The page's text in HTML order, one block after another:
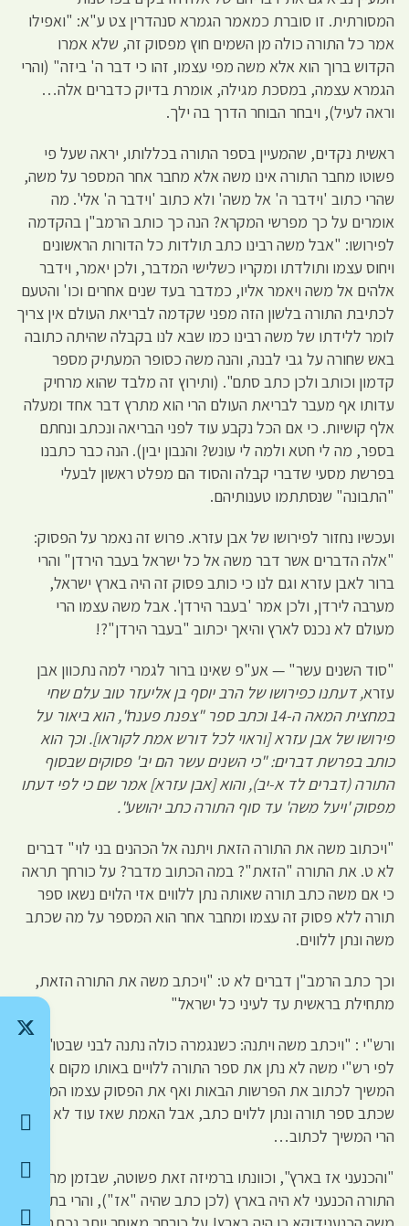
המסורתית. זו סוברת כמאמר הגמרא סנהדרין צט ע"א: "ואפילו
אמר כל התורה כולה מן השמים חוץ מפסוק זה, שלא אמרו
הקדוש ברוך הוא אלא משה מפי עצמו, זהו כי דבר ה' ביזה" (והרי
הגמרא עצמה, במסכת מגילה, אומרת בדיוק כדברים אלה…
וראה לעיל), ויבחר הבוחר הדרך בה ילך.
ראשית נקדים, שהמעיין בספר התורה בכללותו, יראה שעל פי
פשוטו מחבר התורה אינו משה אלא מחבר אחר המספר על משה,
שהרי כתוב 'וידבר ה' אל משה' ולא כתוב 'וידבר ה' אלי'. מה
אומרים על כך מפרשי המקרא? הנה כך כותב הרמב"ן בהקדמה
לפירושו: "אבל משה רבינו כתב תולדות כל הדורות הראשונים
ויחוס עצמו ותולדתו ומקריו כשלישי המדבר, ולכן יאמר, וידבר
אלהים אל משה ויאמר אליו, כמדבר בעד שנים אחרים וכו' והטעם
לכתיבת התורה בלשון הזה מפני שקדמה לבריאת העולם אין צריך
לומר ללידתו של משה רבינו כמו שבא לנו בקבלה שהיתה כתובה
באש שחורה על גבי לבנה, והנה משה כסופר המעתיק מספר
קדמון וכותב ולכן כתב סתם". (ותירוץ זה מלבד שהוא מרחיק
עדותו אף מעבר לבריאת העולם הרי הוא מתרץ דבר אחד ומעלה
אלף קושיות. כי אם הכל נקבע עוד לפני הבריאה ונכתב ונחתם
בספר, מה לי חטא ולמה לי עונש? והנבון יבין). הנה כבר כתבנו
בפרשת מסעי שדברי קבלה והסוד הם מפלט ראשון לבעלי
"התבונה" שנסתתמו טענותיהם.
ועכשיו נחזור לפירושו של אבן עזרא. פרוש זה נאמר על הפסוק:
"אלה הדברים אשר דבר משה אל כל ישראל בעבר הירדן" והרי
ברור לאבן עזרא וגם לנו כי כותב פסוק זה היה בארץ ישראל,
מערבה לירדן, ולכן אמר 'בעבר הירדן'. אבל משה עצמו הרי
מעולם לא נכנס לארץ והיאך יכתוב "בעבר הירדן"?!
"סוד השנים עשר" — אע"פ שאינו ברור לגמרי למה נתכוון אבן
עזרא, דעתנו כפירושו של הרב יוסף בן אליעזר טוב עלם שחי
במחצית המאה ה-14 וכתב ספר "צפנת פענח", הוא ביאור על
פירושו של אבן עזרא [וראוי לכל דורש אמת לקוראו]. וכך הוא
כותב בפרשת דברים: "כי השנים עשר הם יב' פסוקים שבסוף
התורה (דברים לד א-יב), והוא [אבן עזרא] אמר שם כי לפי דעתו
מפסוק 'ויעל משה' עד סוף התורה כתב יהושע".
"ויכתוב משה את התורה הזאת ויתנה אל הכהנים בני לוי" דברים
לא ט. את התורה "הזאת"? במה הכתוב מדבר? על כורחך תראה
כי אם משה כתב תורה שאותה נתן ללווים אזי הלוים נשאו ספר
תורה ללא פסוק זה עצמו ומחבר אחר הוא המספר על מה שכתב
משה ונתן ללווים.
וכך כתב הרמב"ן דברים לא ט: "ויכתב משה את התורה הזאת,
מתחילת בראשית עד לעיני כל ישראל"
ורש"י : "ויכתב משה ויתנה: כשנגמרה כולה נתנה לבני שבטו", הנה
לפי רש"י משה לא נתן את ספר התורה ללויים באותו מקום אלא
המשיך לכתוב את הפרשות הבאות ואף את הפסוק עצמו המספר
שכתב ספר תורה ונתן ללוים כתב, אבל האמת שאז עוד לא נתן כי
הרי המשיך לכתוב…
"והכנעני אז בארץ", וכוונתו ברמיזה זאת פשוטה, שבזמן מחבר
התורה הכנעני לא היה בארץ (לכן כתב שהיה "אז"), והרי בתקופת